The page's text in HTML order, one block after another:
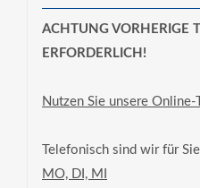
ACHTUNG VORHERIGE
ERFORDERLICH!
Nutzen Sie unsere Online-
Telefonisch sind wir für
MO, DI, MI